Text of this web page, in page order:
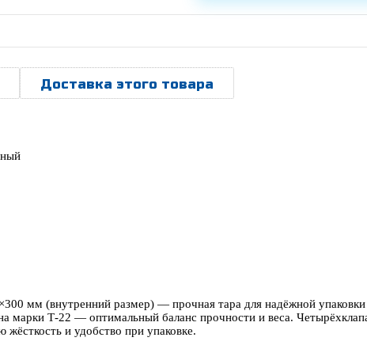
Доставка этого товара
мм (внутренний размер) — прочная тара для надёжной упаковки
марки Т-22 — оптимальный баланс прочности и веса.
и удобство при упаковке.